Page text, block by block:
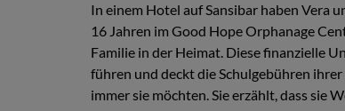
In einem Hotel auf Sansibar haben Vera
16 Jahren im Good Hope Orphanage
Familie in der Heimat. Diese finanzielle
führen und deckt die Schulgebühren
immer sie möchten. Sie erzählt, dass sie